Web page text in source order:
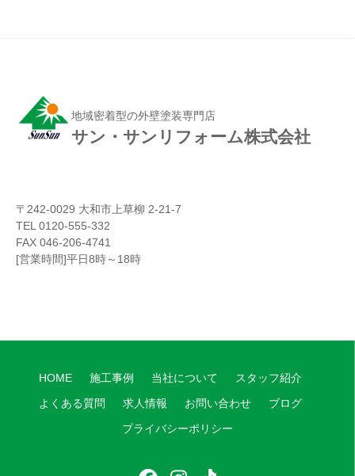
地域密着型の外壁塗装専門店
サン・サンリフォーム株式会社
〒242-0029 大和市上草柳 2-21-7
TEL 0120-555-332
FAX 046-206-4741
[営業時間]平日8時～18時
HOME 施工事例 当社について スタッフ紹介
よくある質問 求人情報 お問い合わせ ブログ
プライバシーポリシー